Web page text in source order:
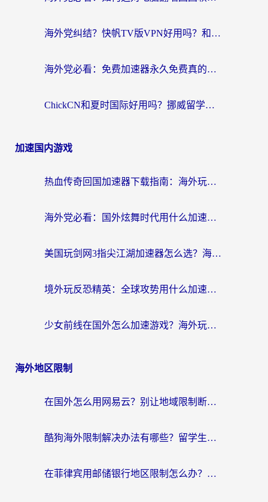
海外党纠结？快帆TV版VPN好用吗？和扇贝手游VPN对比哪个回国效果更好？
海外党必看：免费加速器永久免费真的存在吗？教你选对回国加速器无缝刷国内资源
ChickCN和夏时国际好用吗？挪威留学生亲测3款回国加速器，附穿梭和加速喵对比指南
加速国内游戏
热血传奇回国加速器下载指南：海外玩家如何流畅砍怪不卡顿？
海外党必看：国外炫舞时代用什么加速器比较好？解决延迟卡顿的终极方案
美国玩剑网3指尖江湖加速器怎么选？海外党亲测避坑指南
境外玩反恐精英：全球攻势用什么加速器？2026海外玩家亲测实用指南
少女前线在国外怎么加速游戏？海外玩家必看的国服游戏畅玩指南
海外地区限制
在国外怎么用网易云？别让地域限制断了你的中文歌单——附听书社交定位解决方案
酷狗海外限制解决办法有哪些？留学生亲测有效的回国加速指南
在菲律宾用邮储银行地区限制怎么办？海外华人必看的回国加速解决方案